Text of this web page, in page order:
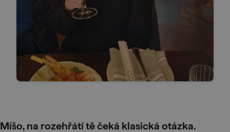
Míšo, na rozehřátí tě čeká klasická otázka.